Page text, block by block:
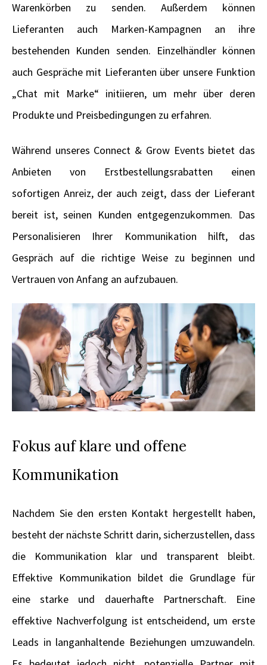
Warenkörben zu senden. Außerdem können
Lieferanten auch Marken-Kampagnen an ihre
bestehenden Kunden senden. Einzelhändler können
auch Gespräche mit Lieferanten über unsere Funktion
„Chat mit Marke“ initiieren, um mehr über deren
Produkte und Preisbedingungen zu erfahren.
Während unseres Connect & Grow Events bietet das
Anbieten von Erstbestellungsrabatten einen
sofortigen Anreiz, der auch zeigt, dass der Lieferant
bereit ist, seinen Kunden entgegenzukommen. Das
Personalisieren Ihrer Kommunikation hilft, das
Gespräch auf die richtige Weise zu beginnen und
Vertrauen von Anfang an aufzubauen.
Fokus auf klare und offene
Kommunikation
Nachdem Sie den ersten Kontakt hergestellt haben,
besteht der nächste Schritt darin, sicherzustellen, dass
die Kommunikation klar und transparent bleibt.
Effektive Kommunikation bildet die Grundlage für
eine starke und dauerhafte Partnerschaft. Eine
effektive Nachverfolgung ist entscheidend, um erste
Leads in langanhaltende Beziehungen umzuwandeln.